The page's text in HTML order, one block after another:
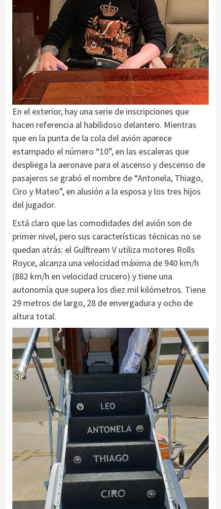
En el exterior, hay una serie de inscripciones que
hacen referencia al habilidoso delantero. Mientras
que en la punta de la cola del avión aparece
estampado el número “10”, en las escaleras que
despliega la aeronave para el ascenso y descenso de
pasajeros se grabó el nombre de “Antonela, Thiago,
Ciro y Mateo”, en alusión a la esposa y los tres hijos
del jugador.
Está claro que las comodidades del avión son de
primer nivel, pero sus características técnicas no se
quedan atrás: el Gulftream V utiliza motores Rolls
Royce, alcanza una velocidad máxima de 940 km/h
(882 km/h en velocidad crucero) y tiene una
autonomía que supera los diez mil kilómetros. Tiene
29 metros de largo, 28 de envergadura y ocho de
altura total.